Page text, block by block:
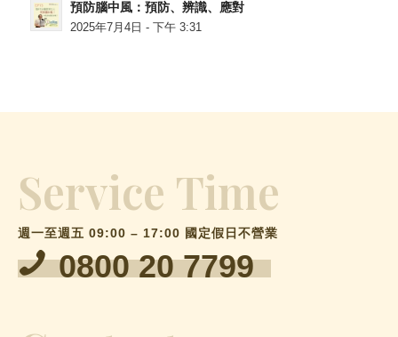
預防腦中風：預防、辨識、應對
2025年7月4日 - 下午 3:31
Service Time
週一至週五 09:00 – 17:00 國定假日不營業
0800 20 7799